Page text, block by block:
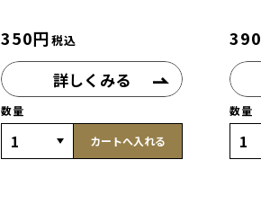
350円税込
詳しくみる
数量
カートへ入れる
390
数量